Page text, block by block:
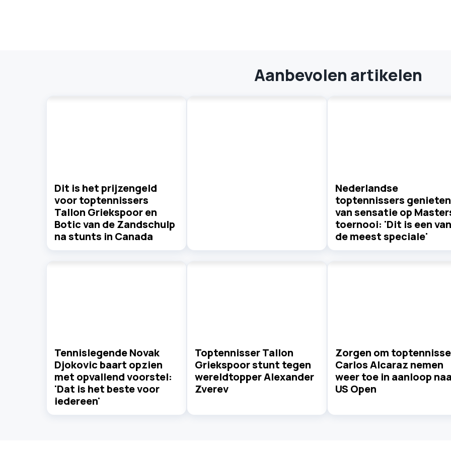
Aanbevolen artikelen
Dit is het prijzengeld
voor toptennissers
Tallon Griekspoor en
Botic van de Zandschulp
na stunts in Canada
Nederlandse
toptennissers genieten
van sensatie op
toernooi: 'Dit is een van
de meest speciale'
Tennislegende Novak
Djokovic baart opzien
met opvallend voorstel:
'Dat is het beste voor
iedereen'
Toptennisser Tallon
Griekspoor stunt tegen
wereldtopper Alexander
Zverev
Zorgen om
Carlos Alcaraz nemen
weer toe in aanloop
US Open